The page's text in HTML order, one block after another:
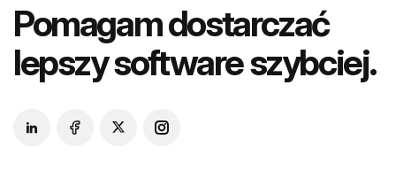
Pomagam dostarczać
lepszy software szybciej.